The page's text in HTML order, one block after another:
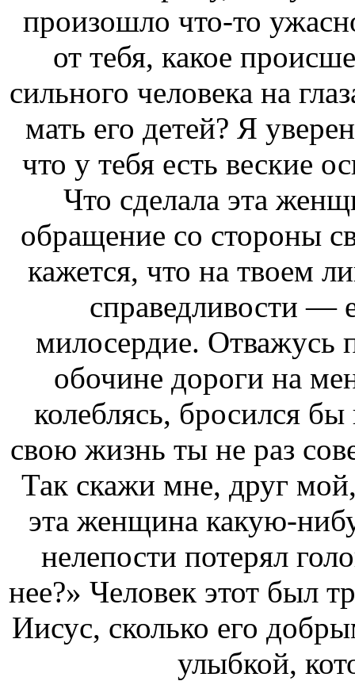
произошло что-то
от тебя, какое
сильного человека на
мать его детей? Я
что у тебя есть веские
Что сделала эта
обращение со стороны
кажется, что на твоем
справедливости —
милосердие. Отважусь
обочине дороги на
колеблясь, бросился
свою жизнь ты не раз
Так скажи мне, друг
эта женщина какую-
нелепости потерял
нее?» Человек этот был
Иисус, сколько его
улыбкой,